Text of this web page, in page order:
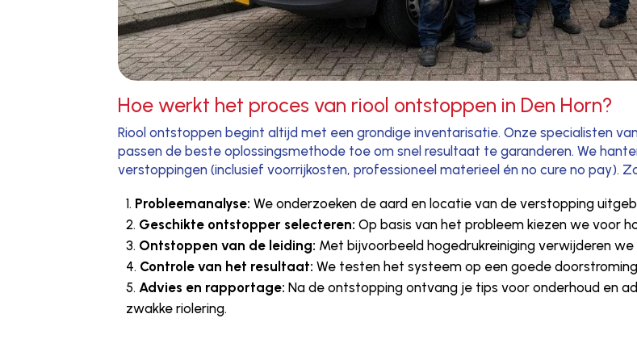
Hoe werkt het proces van riool ontstoppen in Den Horn?
Riool ontstoppen begint altijd met een grondige inventarisatie. Onze specialisten
passen de beste oplossingsmethode toe om snel resultaat te garanderen. We
verstoppingen (inclusief voorrijkosten, professioneel materieel én no cure no pay).
Probleemanalyse: We onderzoeken de aard en locatie van de verstopping
Geschikte ontstopper selecteren: Op basis van het probleem kiezen we voor
Ontstoppen van de leiding: Met bijvoorbeeld hogedrukreiniging verwijderen
Controle van het resultaat: We testen het systeem op een goede
Advies en rapportage: Na de ontstopping ontvang je tips voor onderhoud en
zwakke riolering.